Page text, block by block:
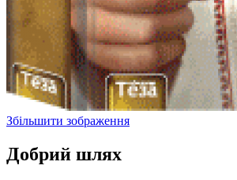
Збільшити зображення
Добрий шлях